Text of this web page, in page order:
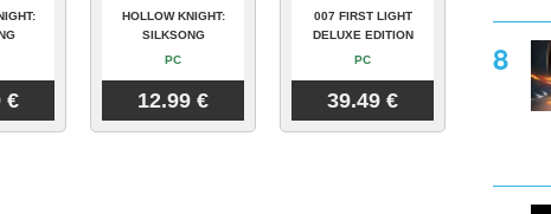
€
HOLLOW KNIGHT:
SILKSONG
PC
12.99 €
007 FIRST LIGHT
DELUXE EDITION
PC
39.49 €